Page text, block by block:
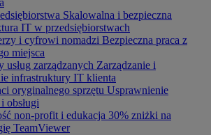
Skalowalna i bezpieczna
IT w przedsiębiorstwach
i cyfrowi nomadzi Bezpieczna praca z
miejsca
usług zarządzanych Zarządzanie i
infrastruktury IT klienta
oryginalnego sprzętu Usprawnienie
obsługi
non-profit i edukacja 30% zniżki na
TeamViewer